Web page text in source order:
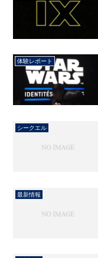
体験レポート
シークエル
最新情報